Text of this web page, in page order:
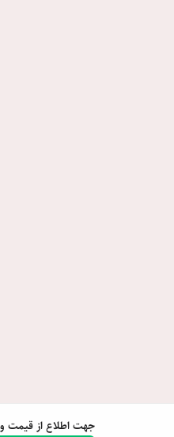
جهت اطلاع از قیمت